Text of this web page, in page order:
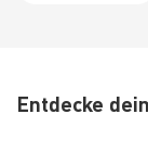
Entdecke